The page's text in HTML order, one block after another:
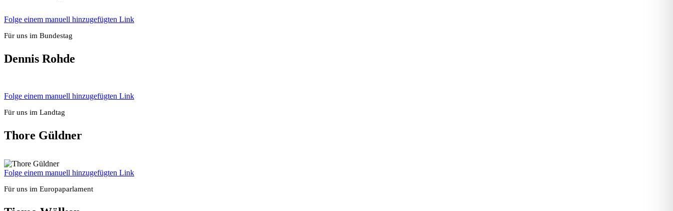
Fol­ge einem manu­ell hin­zu­ge­füg­ten Link
Für uns im Bun­des­tag
Den­nis Roh­de
Fol­ge einem manu­ell hin­zu­ge­füg­ten Link
Für uns im Land­tag
Tho­re Güld­ner
Fol­ge einem manu­ell hin­zu­ge­füg­ten Link
Für uns im Euro­pa­par­la­ment